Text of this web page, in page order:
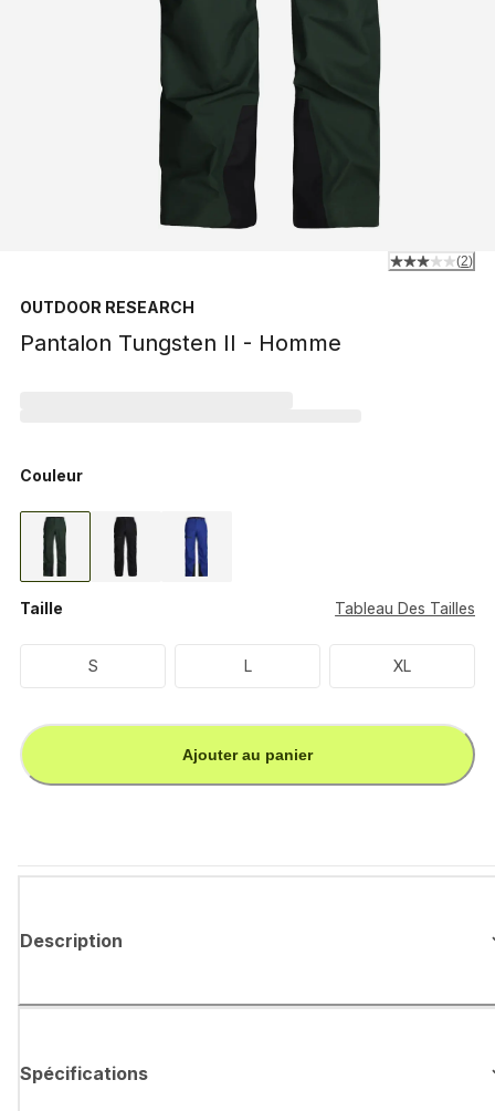
OUTDOOR RESEARCH
Pantalon Tungsten II - Homme
(2)
Couleur
Taille Tableau Des Tailles
S L XL
Ajouter au panier
Description
Spécifications